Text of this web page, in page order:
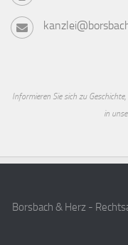
Informieren Sie sich zu
in
Borsbach & Herz -